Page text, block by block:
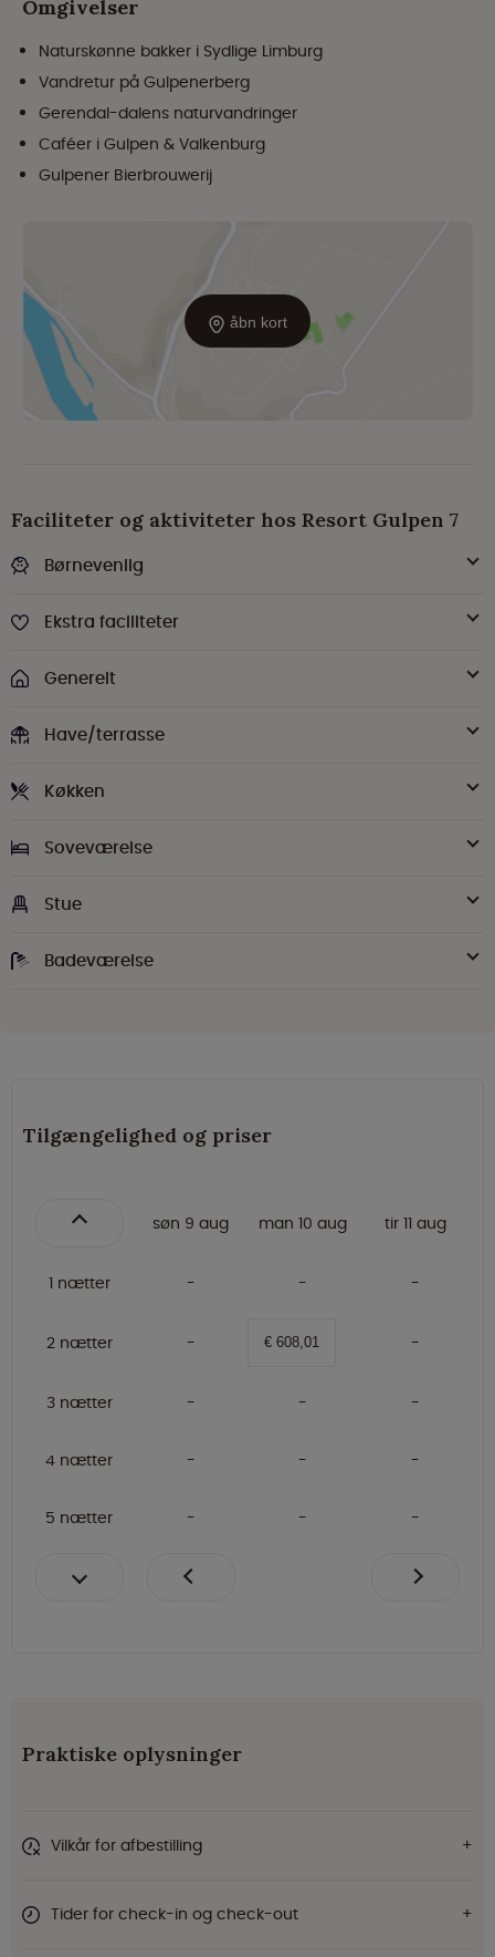
åbn kort
Omgivelser
Naturskønne bakker i Sydlige Limburg
Vandretur på Gulpenerberg
Gerendal-dalens naturvandringer
Caféer i Gulpen & Valkenburg
Gulpener Bierbrouwerij
Faciliteter og aktiviteter hos Resort Gulpen 7
Børnevenlig
Ekstra faciliteter
Generelt
Have/terrasse
Køkken
Soveværelse
Stue
Badeværelse
Tilgængelighed og priser
søn 9 aug man 10 aug tir 11 aug
1 nætter
2 nætter € 608,01
3 nætter
4 nætter
5 nætter
Praktiske oplysninger
Vilkår for afbestilling
Tider for check-in og check-out